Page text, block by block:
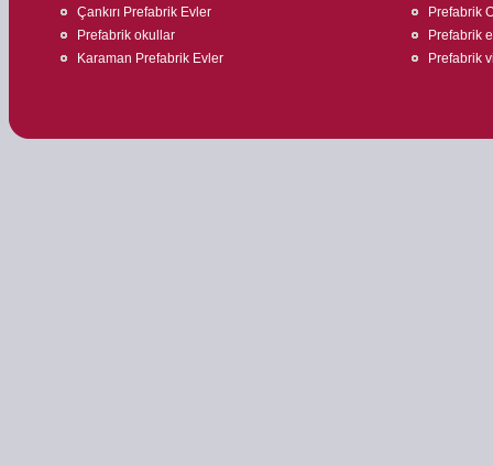
Çankırı Prefabrik Evler
Prefabrik okullar
Karaman Prefabrik Evler
Prefabrik
Prefabrik
Prefabrik